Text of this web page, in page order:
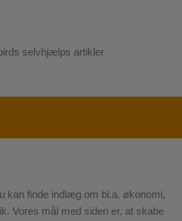
selvhjælps artikler
kan finde indlæg om bl.a. økonomi,
Vores mål med siden er, at skabe